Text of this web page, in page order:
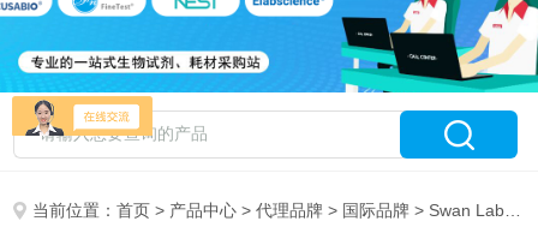
当前位置：首页 > 产品中心 >代理品牌 > 国际品牌 > Swan Label and Tag 特约代理